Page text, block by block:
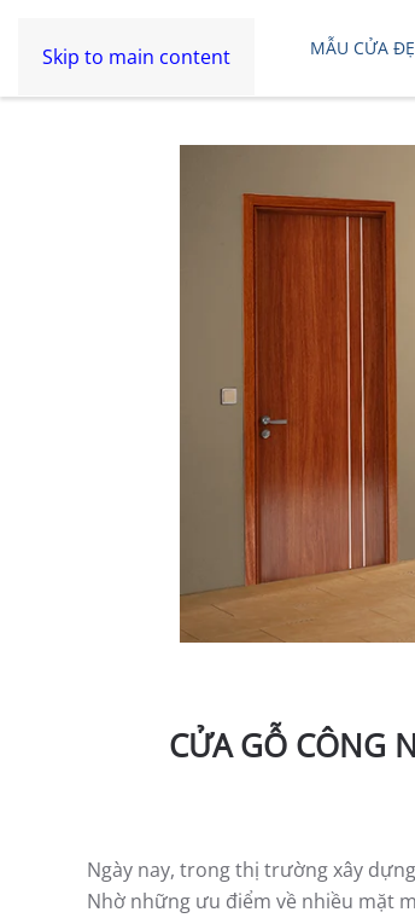
Skip to main content MẪU CỬA
CỬA GỖ CÔNG
Ngày nay, trong thị trường xây
Nhờ những ưu điểm về nhiều mặt